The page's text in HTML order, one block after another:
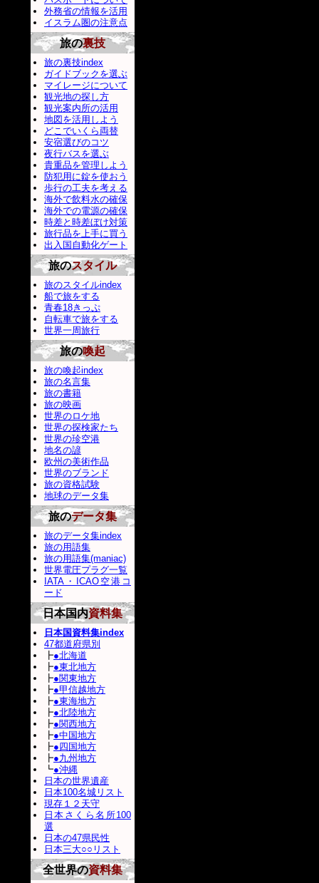
外務省の情報を活用
イスラム圏の注意点
旅の裏技
旅の裏技index
ガイドブックを選ぶ
マイレージについて
観光地の探し方
観光案内所の活用
地図を活用しよう
どこでいくら両替
安宿選びのコツ
夜行バスを選ぶ
貴重品を管理しよう
防犯用に錠を使おう
歩行の工夫を考える
海外で飲料水の確保
海外での電源の確保
時差と時差ぼけ対策
旅行品を上手に買う
出入国自動化ゲート
旅のスタイル
旅のスタイルindex
船で旅をする
青春18きっぷ
自転車で旅をする
世界一周旅行
旅の喚起
旅の喚起index
旅の名言集
旅の書籍
旅の映画
世界のロケ地
世界の探検家たち
世界の珍空港
地名の諺
欧州の美術作品
世界のブランド
旅の資格試験
地球のデータ集
旅のデータ集
旅のデータ集index
旅の用語集
旅の用語集(maniac)
世界電圧プラグ一覧
IATA・ICAO空港コ
ード
日本国内資料集
日本国資料集index
47都道府県別
┣●北海道
┣●東北地方
┣●関東地方
┣●甲信越地方
┣●東海地方
┣●北陸地方
┣●関西地方
┣●中国地方
┣●四国地方
┣●九州地方
┗●沖縄
日本の世界遺産
日本100名城リスト
現存１２天守
日本さくら名所100
選
日本の47県民性
日本三大○○リスト
全世界の資料集